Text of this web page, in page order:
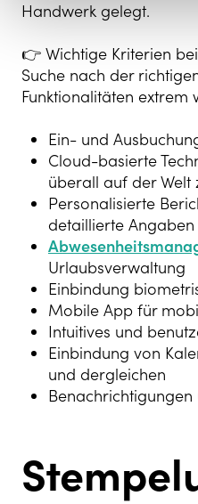
Handwerk gelegt.
👉 Wichtige Kriterien
Suche nach der
Funktionalitäten extrem
Ein- und
Cloud-basierte
überall auf der
Personalisierte
detaillierte Angaben
Urlaubsverwaltung
Einbindung
Mobile App für
Intuitives und
Einbindung von
und dergleichen
Benachrichtigungen